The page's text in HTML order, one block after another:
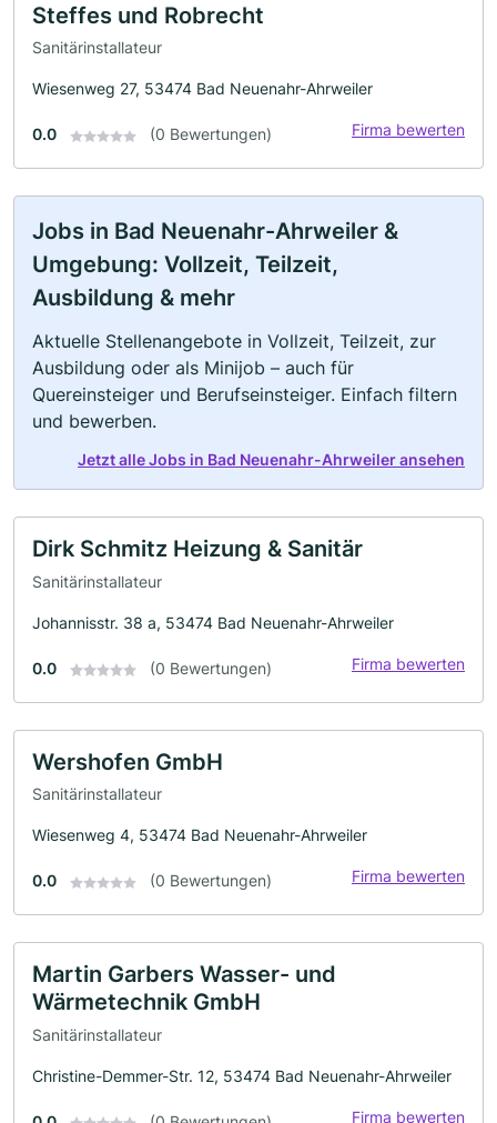
Steffes und Robrecht
Sanitärinstallateur
Wiesenweg 27, 53474 Bad Neuenahr-Ahrweiler
0.0 (0 Bewertungen) Firma bewerten
Jobs in Bad Neuenahr-Ahrweiler &
Umgebung: Vollzeit, Teilzeit,
Ausbildung & mehr
Aktuelle Stellenangebote in Vollzeit, Teilzeit, zur
Ausbildung oder als Minijob – auch für
Quereinsteiger und Berufseinsteiger. Einfach filtern
und bewerben.
Jetzt alle Jobs in Bad Neuenahr-Ahrweiler ansehen
Dirk Schmitz Heizung & Sanitär
Sanitärinstallateur
Johannisstr. 38 a, 53474 Bad Neuenahr-Ahrweiler
0.0 (0 Bewertungen) Firma bewerten
Wershofen GmbH
Sanitärinstallateur
Wiesenweg 4, 53474 Bad Neuenahr-Ahrweiler
0.0 (0 Bewertungen) Firma bewerten
Martin Garbers Wasser- und
Wärmetechnik GmbH
Sanitärinstallateur
Christine-Demmer-Str. 12, 53474 Bad Neuenahr-Ahrweiler
Firma bewerten